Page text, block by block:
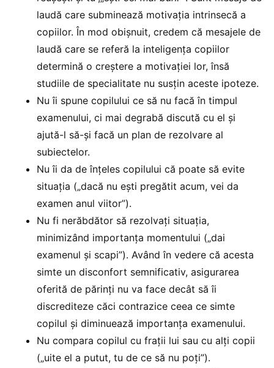
laudă care subminează motivaţia intrinsecă a
copiilor. În mod obişnuit, credem că mesajele de
laudă care se referă la inteligenţa copiilor
determină o creştere a motivaţiei lor, însă
studiile de specialitate nu susţin aceste ipoteze.
Nu îi spune copilului ce să nu facă în timpul
examenului, ci mai degrabă discută cu el și
ajută-l să-și facă un plan de rezolvare al
subiectelor.
Nu îi da de înțeles copilului că poate să evite
situația („dacă nu ești pregătit acum, vei da
examen anul viitor”).
Nu fi nerăbdător să rezolvați situația,
minimizând importanța momentului („dai
examenul și scapi”). Având în vedere că acesta
simte un disconfort semnificativ, asigurarea
oferită de părinți nu va face decât să îi
discrediteze căci contrazice ceea ce simte
copilul și diminuează importanța examenului.
Nu compara copilul cu fraţii lui sau cu alţi copii
(„uite el a putut, tu de ce să nu poţi”).